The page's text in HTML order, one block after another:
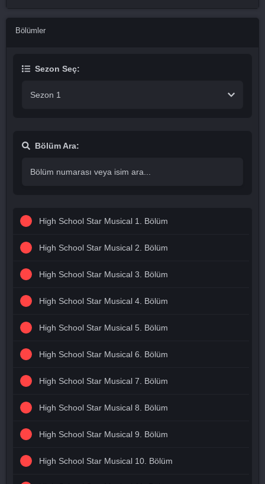
Bölümler
Sezon Seç:
Sezon 1
Bölüm Ara:
High School Star Musical 1. Bölüm
High School Star Musical 2. Bölüm
High School Star Musical 3. Bölüm
High School Star Musical 4. Bölüm
High School Star Musical 5. Bölüm
High School Star Musical 6. Bölüm
High School Star Musical 7. Bölüm
High School Star Musical 8. Bölüm
High School Star Musical 9. Bölüm
High School Star Musical 10. Bölüm